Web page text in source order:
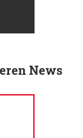
News